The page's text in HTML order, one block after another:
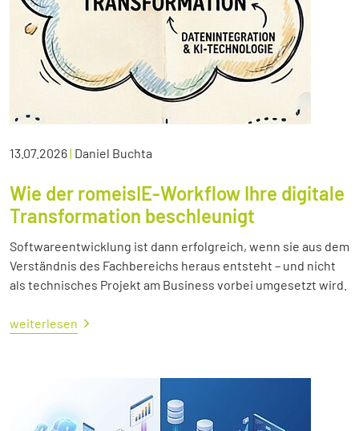
13.07.2026| Daniel Buchta
Wie der romeisIE-Workflow Ihre digitale
Transformation beschleunigt
Softwareentwicklung ist dann erfolgreich, wenn sie aus dem
Verständnis des Fachbereichs heraus entsteht – und nicht
als technisches Projekt am Business vorbei umgesetzt wird.
weiterlesen